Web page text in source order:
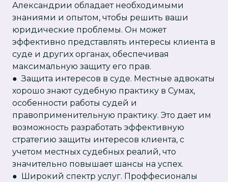
Александрии обладает необходимыми
знаниями и опытом, чтобы решить ваши
юридические проблемы. Он может
эффективно представлять интересы клиента в
суде и других органах, обеспечивая
максимальную защиту его прав.
● Защита интересов в суде. Местные адвокаты
хорошо знают судебную практику в Сумах,
особенности работы судей и
правоприменительную практику. Это дает им
возможность разработать эффективную
стратегию защиты интересов клиента, с
учетом местных судебных реалий, что
значительно повышает шансы на успех.
● Широкий спектр услуг. Проффесионалы